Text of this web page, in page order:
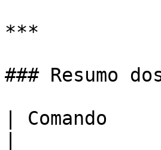
***
### Resumo
|